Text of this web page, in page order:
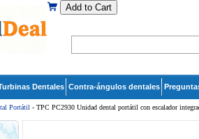
Add to Cart
Dentales Contra-ángulos dentales
Portátil - TPC PC2930 Unidad dental portátil con escalador